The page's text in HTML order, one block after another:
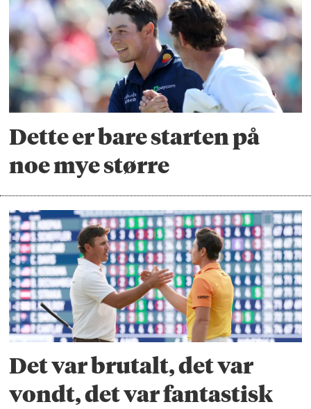
Dette er bare starten på
noe mye større
Det var brutalt, det var
vondt, det var fantastisk